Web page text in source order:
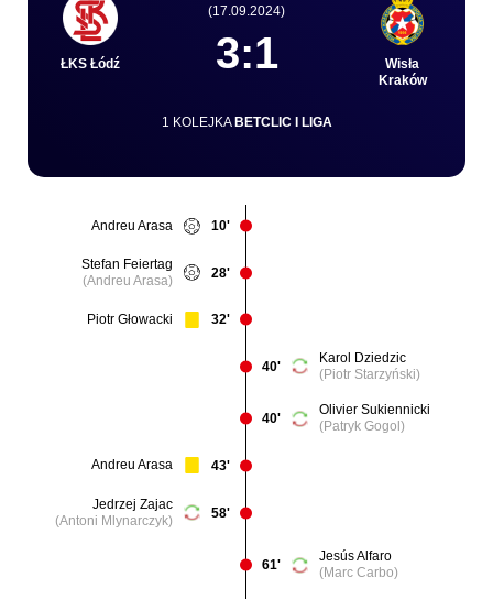
Kibice
SKLEP KUP BILET
ŁKS Łódź
(17.09.2024)
3:1
Wisła
Kraków
1 KOLEJKA BETCLIC I LIGA
Andreu Arasa 10'
Stefan Feiertag
(Andreu Arasa)
28'
Piotr Głowacki 32'
40'
Karol Dziedzic
(Piotr Starzyński)
40'
Olivier Sukiennicki
(Patryk Gogol)
Andreu Arasa 43'
Jedrzej Zajac
(Antoni Mlynarczyk)
58'
61'
Jesús Alfaro
(Marc Carbo)